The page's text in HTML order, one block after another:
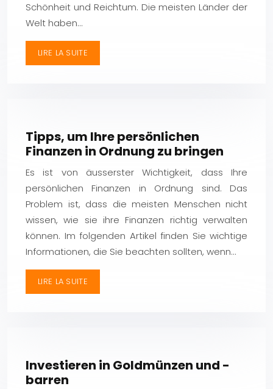
Schönheit und Reichtum. Die meisten Länder der
Welt haben…
LIRE LA SUITE
Tipps, um Ihre persönlichen
Finanzen in Ordnung zu bringen
Es ist von äusserster Wichtigkeit, dass Ihre
persönlichen Finanzen in Ordnung sind. Das
Problem ist, dass die meisten Menschen nicht
wissen, wie sie ihre Finanzen richtig verwalten
können. Im folgenden Artikel finden Sie wichtige
Informationen, die Sie beachten sollten, wenn…
LIRE LA SUITE
Investieren in Goldmünzen und -
barren